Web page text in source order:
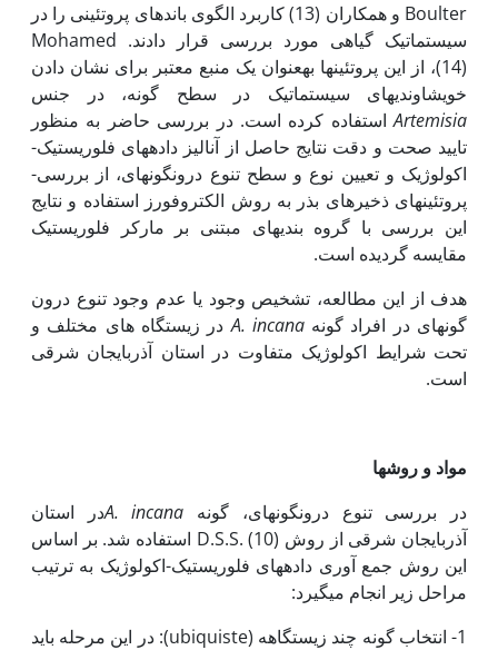
Boulter و همکاران (13) کاربرد الگوی باندهای پروتئینی را در
سیستماتیک گیاهی مورد بررسی قرار دادند. Mohamed
(14)، از این پروتئین­ها به­عنوان یک منبع معتبر برای نشان دادن
خویشاوندی­های سیستماتیک در سطح گونه، در جنس
Artemisiaاستفاده کرده است. در بررسی حاضر به منظور
تایید صحت و دقت نتایج حاصل از آنالیز داده­های فلوریستیک-
اکولوژیک و تعیین نوع و سطح تنوع درون­گونه­ای، از بررسی­
پروتئین­های ذخیره­ای بذر به روش الکتروفورز استفاده و نتایج
این بررسی با گروه بندی­های مبتنی بر مارکر فلوریستیک
مقایسه گردیده است.
هدف از این مطالعه، تشخیص وجود یا عدم وجود تنوع درون
گونه­ای در افراد گونهA. incanaدر زیستگاه های مختلف و
تحت شرایط اکولوژیک متفاوت در استان آذربایجان شرقی
است.
مواد و روش‏ها
در بررسی تنوع درون­گونه­ای، گونه A. incanaدر استان
آذربایجان شرقی از روش D.S.S. (10) استفاده شد. بر اساس
این روش جمع آوری داده­های فلوریستیک-اکولوژیک به ترتیب
مراحل زیر انجام می­گیرد:
1- انتخاب گونه چند ­زیستگاهه (ubiquiste): در این مرحله باید